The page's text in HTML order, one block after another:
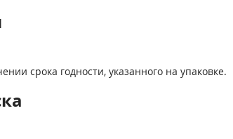
срока годности, указанного на упаковке.